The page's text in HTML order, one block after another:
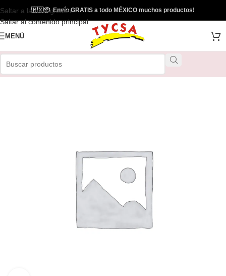
Saltar a la navegación
Saltar al contenido principal
🇲🇽📦Envío GRATIS a todo MÉXICO muchos productos!
MENÚ
Envío Gratis